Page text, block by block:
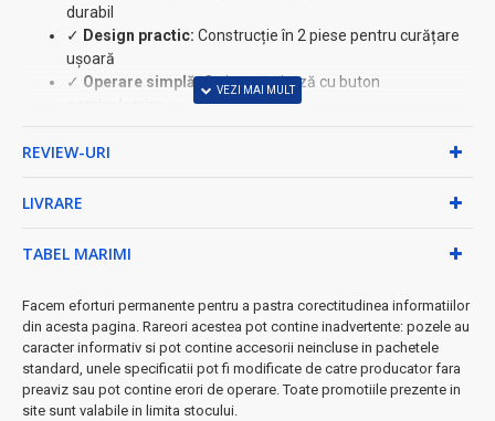
durabil
✓ Design practic: Construcție în 2 piese pentru curățare
ușoară
✓ Operare simplă:O singură viteză cu buton
Specificații tehnice:
• Putere: 200W
• Lungime cablu: 1m
• Material lame: Oțel inoxidabil
★ De ce să alegi Floria ZLN7982?
Design compact și eficient, perfect pentru bucătării moderne.
Lamele din oțel inoxidabil garantează durabilitatea și
performanța îndelungată.
REVIEW-URI
LIVRARE
TABEL MARIMI
Facem eforturi permanente pentru a pastra corectitudinea informatiilor
din acesta pagina. Rareori acestea pot contine inadvertente: pozele au
caracter informativ si pot contine accesorii neincluse in pachetele
standard, unele specificatii pot fi modificate de catre producator fara
preaviz sau pot contine erori de operare. Toate promotiile prezente in
site sunt valabile in limita stocului.